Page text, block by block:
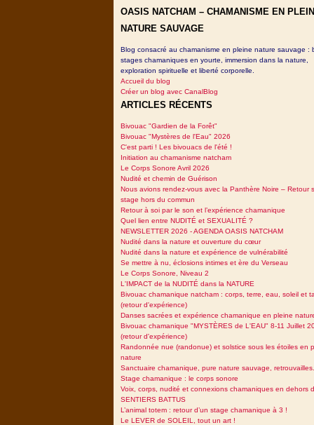
OASIS NATCHAM – CHAMANISME EN
NATURE SAUVAGE
Blog consacré au chamanisme en pleine nature sauvage :
stages chamaniques en yourte, immersion dans la nature,
exploration spirituelle et liberté corporelle.
Accueil du blog
Créer un blog avec CanalBlog
ARTICLES RÉCENTS
Bivouac "Gardien de la Forêt"
Bivouac "Mystères de l'Eau" 2026
C'est parti ! Les bivouacs de l'été !
Initiation au chamanisme natcham
Le Corps Sonore Avril 2026
Nudité et chemin de Guérison
Nous avions rendez-vous avec la Panthère Noire – Retour
stage hors du commun
Retour à soi par le son et l’expérience chamanique
Quel lien entre NUDITÉ et SEXUALITÉ ?
NEWSLETTER 2026 - AGENDA OASIS NATCHAM
Nudité dans la nature et ouverture du cœur
Nudité dans la nature et expérience de vulnérabilité
Se mettre à nu, éclosions intimes et ère du Verseau
Le Corps Sonore, Niveau 2
L'IMPACT de la NUDITÉ dans la NATURE
Bivouac chamanique natcham : corps, terre, eau, soleil et
(retour d'expérience)
Danses sacrées et expérience chamanique en pleine
Bivouac chamanique "MYSTÈRES de L'EAU" 8-11 Juillet
(retour d'expérience)
Randonnée nue (randonue) et solstice sous les étoiles en
nature
Sanctuaire chamanique, pure nature sauvage,
Stage chamanique : le corps sonore
Voix, corps, nudité et connexions chamaniques en dehors
SENTIERS BATTUS
L’animal totem : retour d’un stage chamanique à 3 !
Le LEVER de SOLEIL, tout un art !